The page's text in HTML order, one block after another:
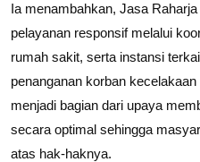
Ia menambahkan, Jasa
pelayanan responsif melalui
rumah sakit, serta instansi
penanganan korban
menjadi bagian dari upaya
secara optimal sehingga
atas hak-haknya.